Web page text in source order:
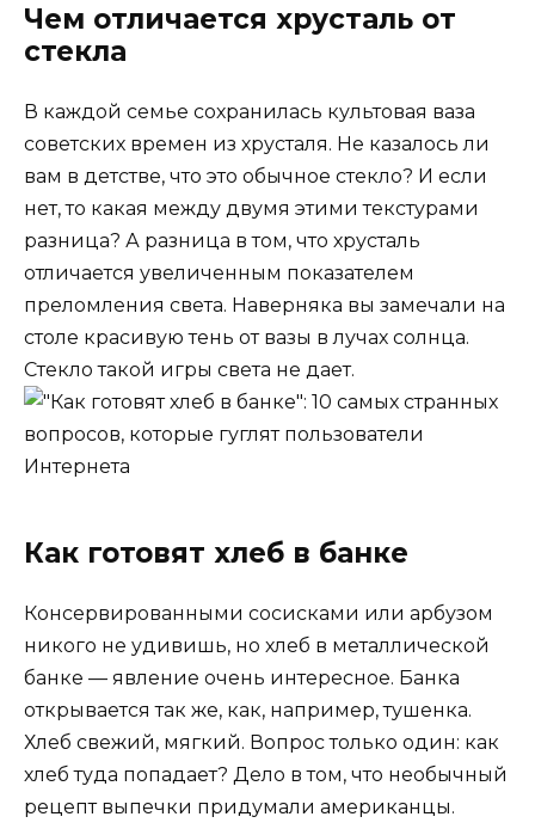
Чем отличается хрусталь от
стекла
В каждой семье сохранилась культовая ваза
советских времен из хрусталя. Не казалось ли
вам в детстве, что это обычное стекло? И если
нет, то какая между двумя этими текстурами
разница? А разница в том, что хрусталь
отличается увеличенным показателем
преломления света. Наверняка вы замечали на
столе красивую тень от вазы в лучах солнца.
Стекло такой игры света не дает.
Как готовят хлеб в банке
Консервированными сосисками или арбузом
никого не удивишь, но хлеб в металлической
банке — явление очень интересное. Банка
открывается так же, как, например, тушенка.
Хлеб свежий, мягкий. Вопрос только один: как
хлеб туда попадает? Дело в том, что необычный
рецепт выпечки придумали американцы.